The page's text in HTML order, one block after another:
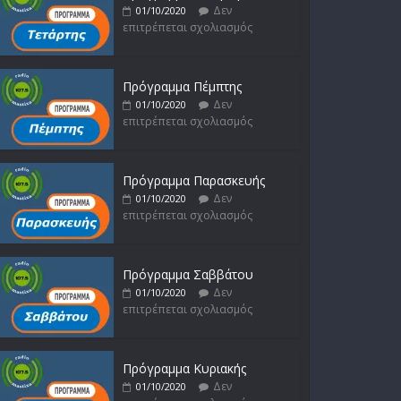
01/10/2020
Δεν
επιτρέπεται σχολιασμός
Πρόγραμμα Πέμπτης
01/10/2020
Δεν
επιτρέπεται σχολιασμός
Πρόγραμμα Παρασκευής
01/10/2020
Δεν
επιτρέπεται σχολιασμός
Πρόγραμμα Σαββάτου
01/10/2020
Δεν
επιτρέπεται σχολιασμός
Πρόγραμμα Κυριακής
01/10/2020
Δεν